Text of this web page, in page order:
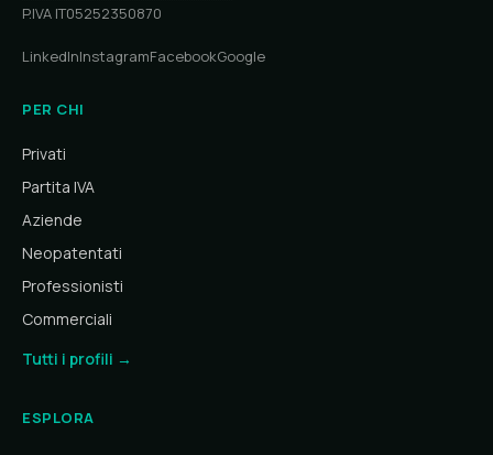
P.IVA IT05252350870
LinkedInInstagramFacebookGoogle
PER CHI
Privati
Partita IVA
Aziende
Neopatentati
Professionisti
Commerciali
Tutti i profili →
ESPLORA